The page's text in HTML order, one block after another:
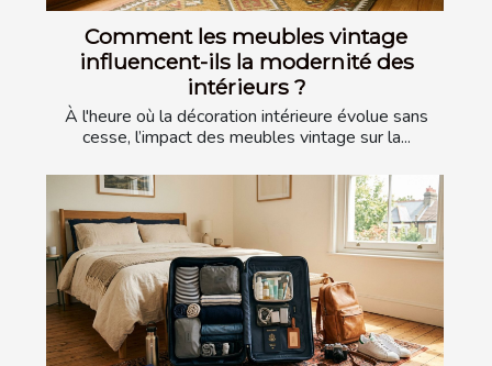
Comment les meubles vintage
influencent-ils la modernité des
intérieurs ?
À l'heure où la décoration intérieure évolue sans
cesse, l’impact des meubles vintage sur la...